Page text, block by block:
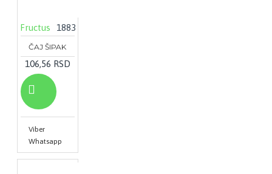
Fructus 1883
ČAJ ŠIPAK
106,56 RSD
Viber
Whatsapp